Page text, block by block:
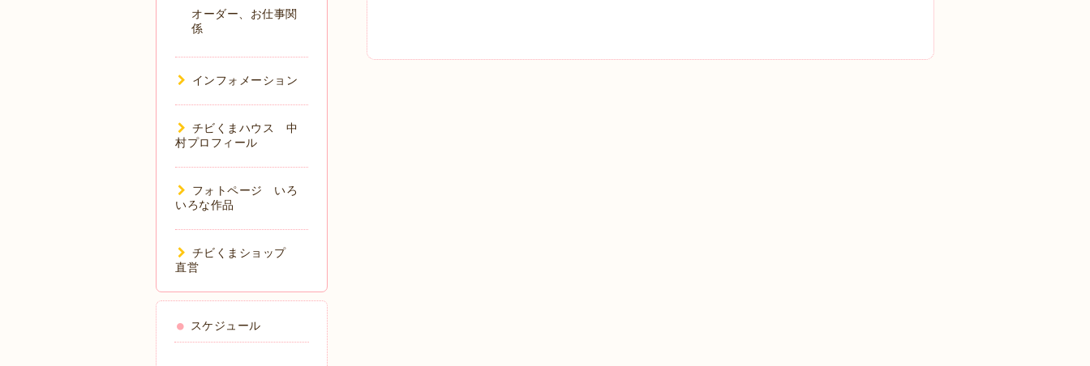
オーダー、お仕事関
係
インフォメーション
チビくまハウス 中
村プロフィール
フォトページ いろ
いろな作品
チビくまショップ
直営
スケジュール